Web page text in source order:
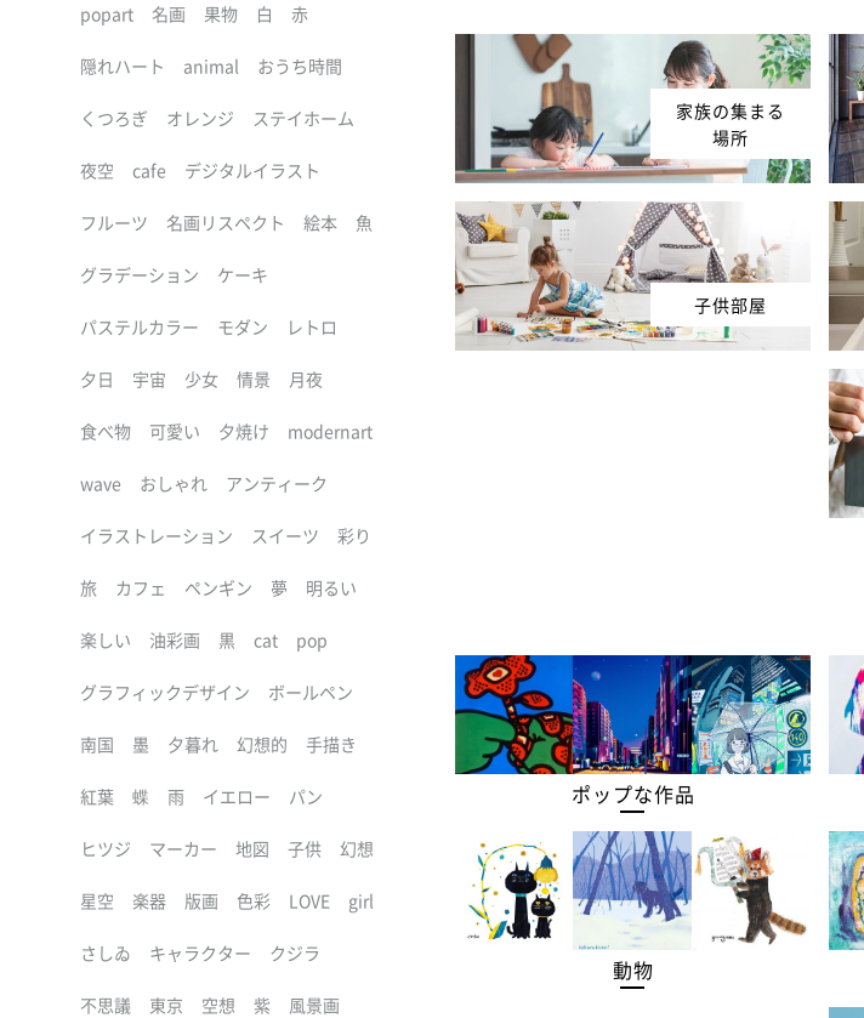
家族の集まる
場所
子供部屋
ポップな作品
動物
popart 名画 果物 白 赤
隠れハート animal おうち時間
くつろぎ オレンジ ステイホーム
夜空 cafe デジタルイラスト
フルーツ 名画リスペクト 絵本 魚
グラデーション ケーキ
パステルカラー モダン レトロ
夕日 宇宙 少女 情景 月夜
食べ物 可愛い 夕焼け modernart
wave おしゃれ アンティーク
イラストレーション スイーツ 彩り
旅 カフェ ペンギン 夢 明るい
楽しい 油彩画 黒 cat pop
グラフィックデザイン ボールペン
南国 墨 夕暮れ 幻想的 手描き
紅葉 蝶 雨 イエロー パン
ヒツジ マーカー 地図 子供 幻想
星空 楽器 版画 色彩 LOVE girl
さしゐ キャラクター クジラ
不思議 東京 空想 紫 風景画